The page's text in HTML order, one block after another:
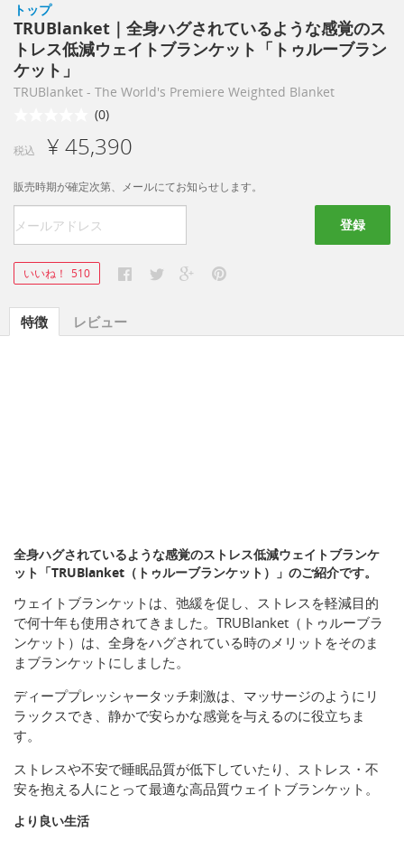
トップ
TRUBlanket｜全身ハグされているような感覚のス
トレス低減ウェイトブランケット「トゥルーブラン
ケット」
TRUBlanket - The World's Premiere Weighted Blanket
(0)
税込 ¥ 45,390
販売時期が確定次第、メールにてお知らせします。
登録
いいね！ 510
特徴 レビュー
全身ハグされているような感覚のストレス低減ウェイトブランケ
ット「TRUBlanket（トゥルーブランケット）」のご紹介です。
ウェイトブランケットは、弛緩を促し、ストレスを軽減目的
で何十年も使用されてきました。TRUBlanket（トゥルーブラ
ンケット）は、全身をハグされている時のメリットをそのま
まブランケットにしました。
ディーププレッシャータッチ刺激は、マッサージのようにリ
ラックスでき、静かで安らかな感覚を与えるのに役立ちま
す。
ストレスや不安で睡眠品質が低下していたり、ストレス・不
安を抱える人にとって最適な高品質ウェイトブランケット。
より良い生活